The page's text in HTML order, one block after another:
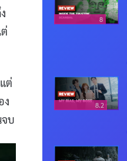
ต่
ง
จบ
8
8.2